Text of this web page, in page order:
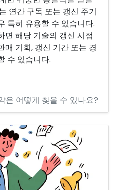
연간 구독 또는 갱신 주기
특히 유용할 수 있습니다.
면 해당 기술의 갱신 시점
매 기회, 갱신 기간 또는 경
수 있습니다.
은 어떻게 찾을 수 있나요?